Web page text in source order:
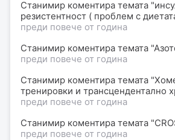
Станимир коментира темата
резистентност ( проблем с
преди повече от година
Станимир коментира темата
преди повече от година
Станимир коментира темата
тренировки и трансцендентално
преди повече от година
Станимир коментира темата
преди повече от година